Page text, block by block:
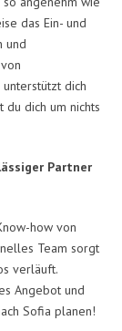
das Ein- und
und
dich
du dich um nichts
Partner
how von
Team sorgt
verläuft.
Angebot und
Sofia planen!